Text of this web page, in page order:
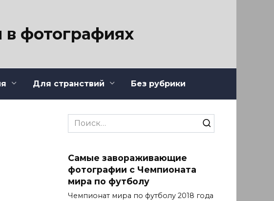
в фотографиях
Для странствий Без рубрики
Search
for:
Самые завораживающие
фотографии с Чемпионата
мира по футболу
Чемпионат мира по футболу 2018 года